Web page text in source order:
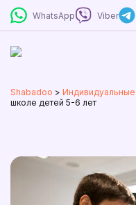
WhatsApp Viber
Shabadoo >
школе детей 5-6 лет